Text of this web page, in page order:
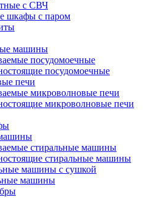
с СВЧ
шкафы с паром
машины
посудомоечные
посудомоечные
печи
микроволновые печи
микроволновые печи
стиральные машины
стиральные машины
машины с сушкой
машины